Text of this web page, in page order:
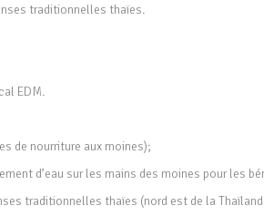
traditionnelles thaïes.
EDM.
de nourriture aux moines);
d’eau sur les mains des moines pour les
traditionnelles thaïes (nord est de la